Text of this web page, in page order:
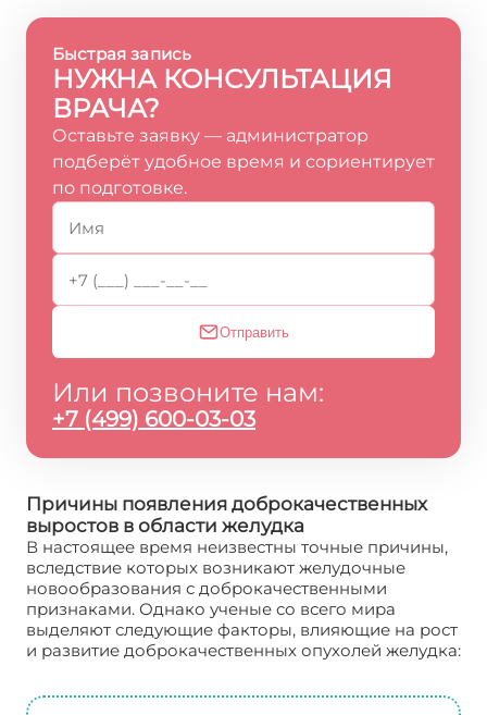
Быстрая запись
НУЖНА КОНСУЛЬТАЦИЯ
ВРАЧА?
Оставьте заявку — администратор
подберёт удобное время и сориентирует
по подготовке.
Отправить
Или позвоните нам:
+7 (499) 600-03-03
Причины появления доброкачественных
выростов в области желудка
В настоящее время неизвестны точные причины,
вследствие которых возникают желудочные
новообразования с доброкачественными
признаками. Однако ученые со всего мира
выделяют следующие факторы, влияющие на рост
и развитие доброкачественных опухолей желудка: